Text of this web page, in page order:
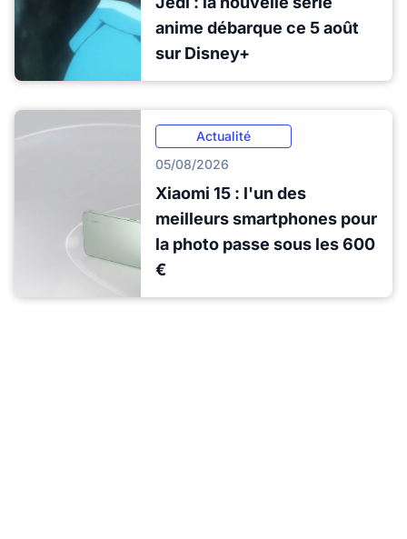
anime débarque ce 5 août
sur Disney+
Actualité
05/08/2026
Xiaomi 15 : l'un des
meilleurs smartphones pour
la photo passe sous les 600
€